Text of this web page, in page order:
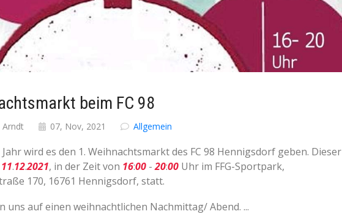
beim FC 98
Arndt 07, Nov, 2021 Allgemein
wird es den 1. Weihnachtsmarkt des FC 98 Hennigsdorf geben. Dieser
11.12.2021, in der Zeit von 16:00 -20:00 Uhr im FFG-Sportpark,
170, 16761 Hennigsdorf, statt.
uns auf einen weihnachtlichen Nachmittag/ Abend. ...